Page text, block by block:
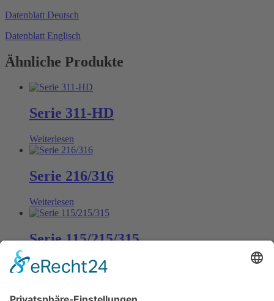
Datenblatt Deutsch
Datenblatt Englisch
Ähnliche Produkte
Serie 311-HD
Weiterlesen
Serie 216/316
Weiterlesen
Serie 115/215/315
Weiterlesen